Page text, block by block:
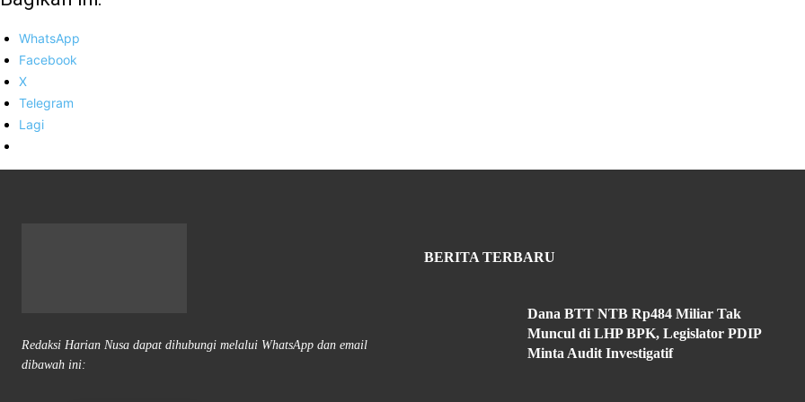
WhatsApp
Facebook
X
Telegram
Lagi
Redaksi Harian Nusa dapat dihubungi melalui WhatsApp dan email
dibawah ini:
BERITA TERBARU
Dana BTT NTB Rp484 Miliar Tak
Muncul di LHP BPK, Legislator PDIP
Minta Audit Investigatif